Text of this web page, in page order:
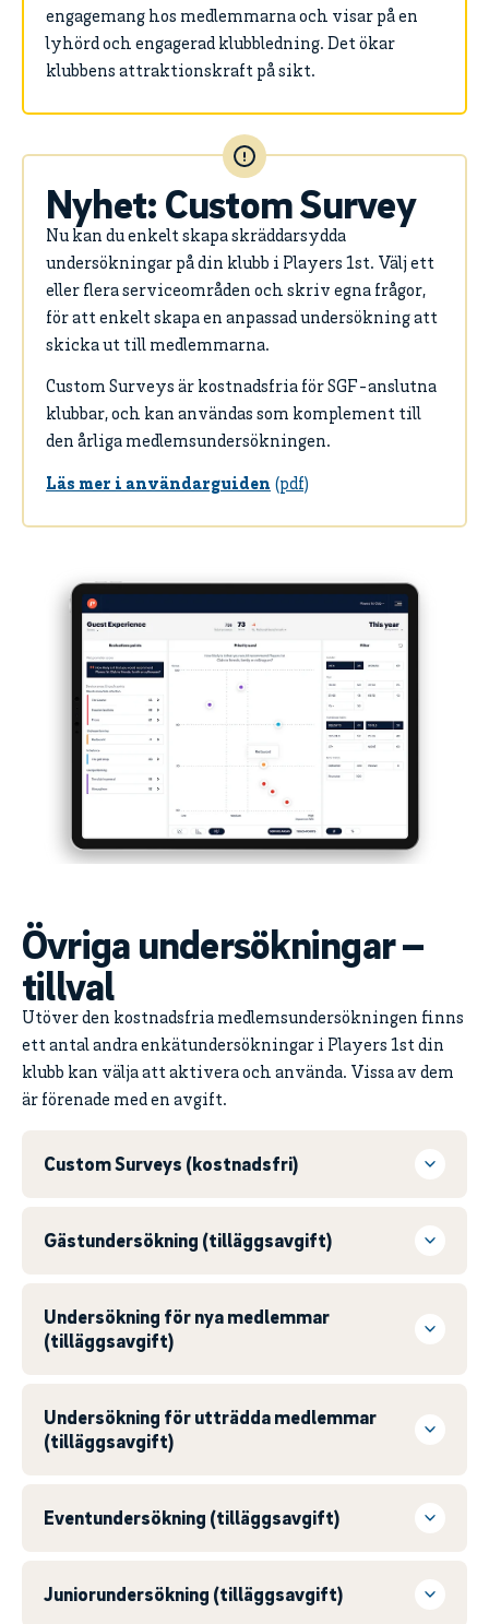
engagemang hos medlemmarna och visar på en
lyhörd och engagerad klubbledning. Det ökar
klubbens attraktionskraft på sikt.
Nyhet: Custom Survey
Nu kan du enkelt skapa skräddarsydda
undersökningar på din klubb i Players 1st. Välj ett
eller flera serviceområden och skriv egna frågor,
för att enkelt skapa en anpassad undersökning att
skicka ut till medlemmarna.
Custom Surveys är kostnadsfria för SGF-anslutna
klubbar, och kan användas som komplement till
den årliga medlemsundersökningen.
Läs mer i användarguiden
Övriga undersökningar –
tillval
Utöver den kostnadsfria medlemsundersökningen finns
ett antal andra enkätundersökningar i Players 1st din
klubb kan välja att aktivera och använda. Vissa av dem
är förenade med en avgift.
Custom Surveys (kostnadsfri)
Gästundersökning (tilläggsavgift)
Undersökning för nya medlemmar
(tilläggsavgift)
Undersökning för utträdda medlemmar
(tilläggsavgift)
Eventundersökning (tilläggsavgift)
Juniorundersökning (tilläggsavgift)